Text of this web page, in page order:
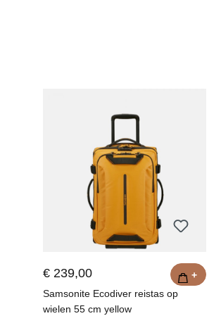
€ 239,00
Samsonite Ecodiver reistas op
wielen 55 cm yellow
+